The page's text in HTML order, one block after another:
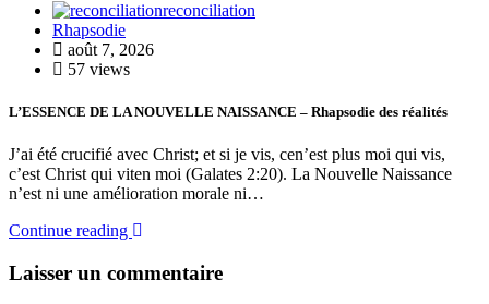
reconciliation
Rhapsodie
août 7, 2026
57 views
L’ESSENCE DE LA NOUVELLE NAISSANCE – Rhapsodie des réalités
J’ai été crucifié avec Christ; et si je vis, cen’est plus moi qui vis,
c’est Christ qui viten moi (Galates 2:20). La Nouvelle Naissance
n’est ni une amélioration morale ni…
Continue reading
Laisser un commentaire